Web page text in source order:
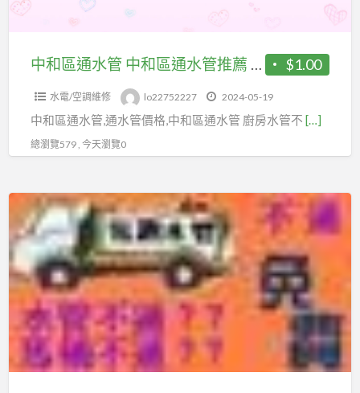
管
和
管
多
少
錢
廚
水
管
$1.00
中和區通水管 中和區通水管推薦 通水管多少錢 廚房水管不通
水電/空調維修 lo22752227 2024-05-19
中和區通水管,通水管價格,中和區通水管 廚房水管不 […]
總瀏覽579 , 今天瀏覽0
中
和
區
抽
化
糞
池
中
和